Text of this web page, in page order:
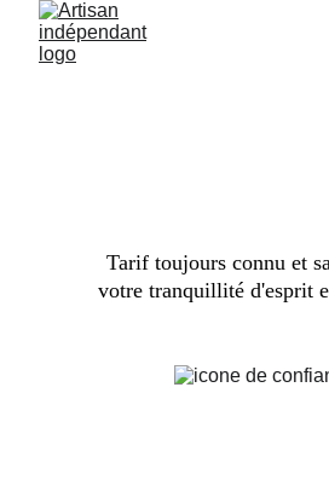
Tarif toujours connu et
votre tranquillité d'esprit